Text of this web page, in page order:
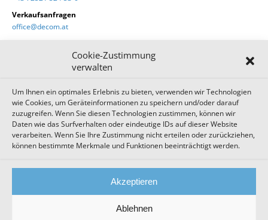
Cookie-Zustimmung
verwalten
Um Ihnen ein optimales Erlebnis zu bieten, verwenden wir Technologien
wie Cookies, um Geräteinformationen zu speichern und/oder darauf
zuzugreifen. Wenn Sie diesen Technologien zustimmen, können wir
Daten wie das Surfverhalten oder eindeutige IDs auf dieser Website
verarbeiten. Wenn Sie Ihre Zustimmung nicht erteilen oder zurückziehen,
können bestimmte Merkmale und Funktionen beeinträchtigt werden.
Akzeptieren
Ablehnen
Verkaufsanfragen
office@decom.at
DECOM News
Zum Newsletter anmelden!